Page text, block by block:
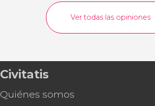
Ver todas las opiniones
Civitatis
Quiénes somos